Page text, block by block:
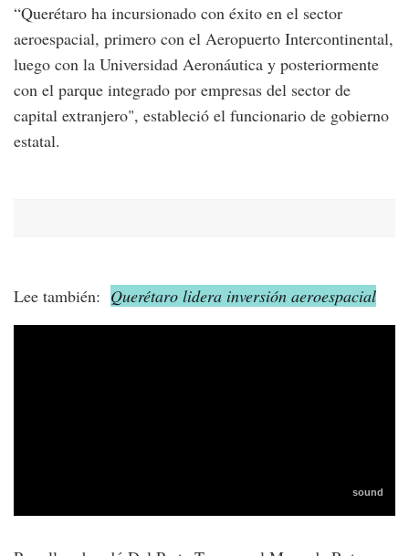
“Querétaro ha incursionado con éxito en el sector
aeroespacial, primero con el Aeropuerto Intercontinental,
luego con la Universidad Aeronáutica y posteriormente
con el parque integrado por empresas del sector de
capital extranjero", estableció el funcionario de gobierno
estatal.
Lee también: Querétaro lidera inversión aeroespacial